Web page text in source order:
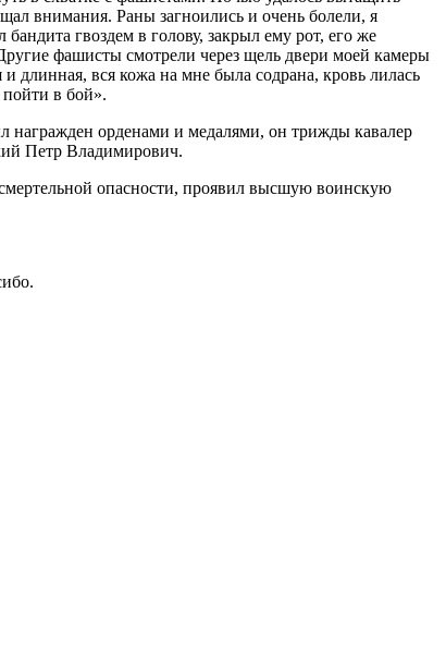
внимания. Раны загноились и очень болели, я
гвоздем в голову, закрыл ему рот, его же
фашисты смотрели через щель двери моей камеры
длинная, вся кожа на мне была содрана, кровь лилась
пойти в бой».
награжден орденами и медалями, он трижды кавалер
Петр Владимирович.
опасности, проявил высшую воинскую